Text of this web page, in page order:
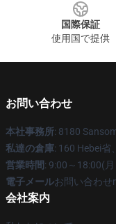
国際保証
使用国で提供
お問い合わせ
本社事務所: 8180
私達の倉庫: 160 Hebei
営業時間: 9:00～18:00(
電子メールお問い合わせ
会社案内